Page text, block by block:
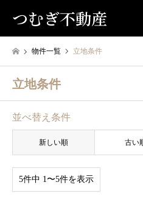
つむぎ不動産
物件一覧 立地条件
立地条件
並べ替え条件
新しい順 古い
5件中 1〜5件を表示